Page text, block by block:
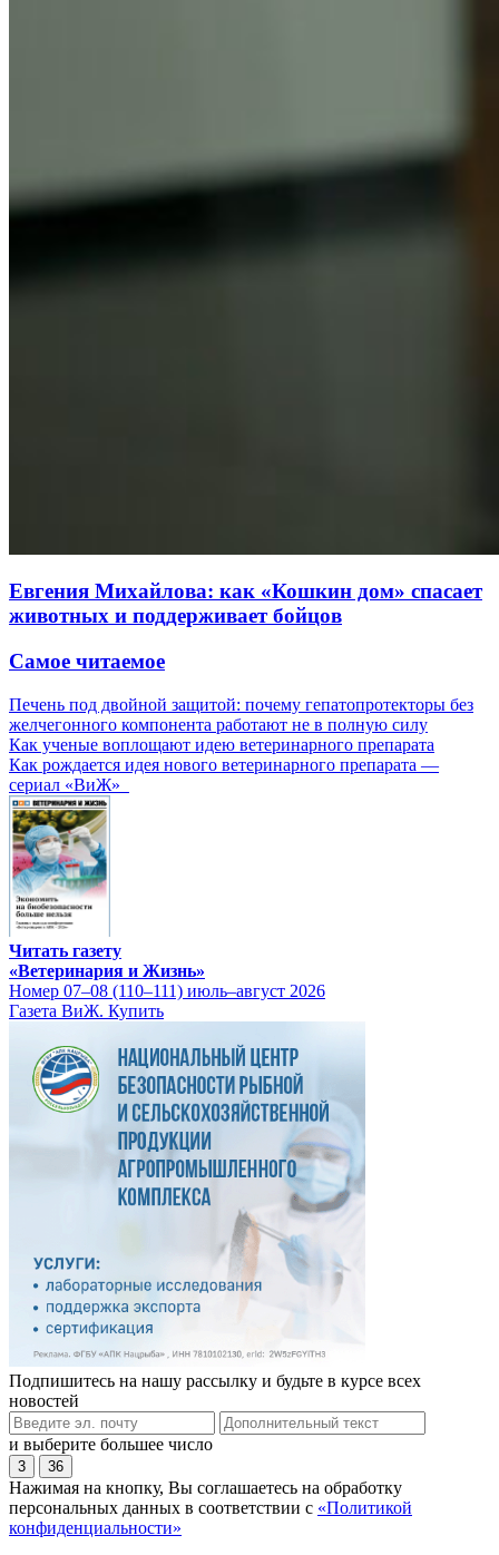
Евгения Михайлова: как «Кошкин дом» спасает
животных и поддерживает бойцов
Самое читаемое
Печень под двойной защитой: почему гепатопротекторы без
желчегонного компонента работают не в полную силу
Как ученые воплощают идею ветеринарного препарата
Как рождается идея нового ветеринарного препарата —
сериал «ВиЖ»
Читать газету
«Ветеринария и Жизнь»
Номер 07–08 (110–111) июль–август 2026
Газета ВиЖ. Купить
Подпишитесь на нашу рассылку и будьте в курсе всех
новостей
и выберите большее число
3 36
Нажимая на кнопку, Вы соглашаетесь на обработку
персональных данных в соответствии с «Политикой
конфиденциальности»